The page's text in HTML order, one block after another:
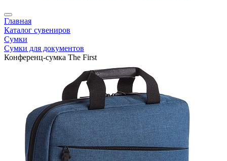
Главная
Каталог сувениров
Сумки
Сумки для документов
Конференц-сумка The First